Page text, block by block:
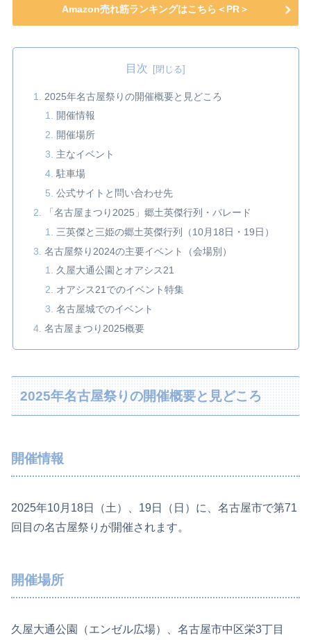
Amazon売れ筋ランキングはこちら＜PR＞
目次
2025年名古屋祭りの開催概要と見どころ
開催情報
開催場所
主なイベント
駐車場
公式サイトと問い合わせ先
「名古屋まつり2025」郷土英傑行列・パレード
三英傑と三姫の郷土英傑行列（10月18日・19日）
名古屋祭り2024の主要イベント（会場別）
久屋大通公園とオアシス21
オアシス21でのイベント特集
名古屋城でのイベント
名古屋まつり2025概要
2025年名古屋祭りの開催概要と見どころ
開催情報
2025年10月18日（土）、19日（日）に、名古屋市で第71
回目の名古屋祭りが開催されます。
開催場所
久屋大通公園（エンゼル広場）、名古屋市中区栄3丁目